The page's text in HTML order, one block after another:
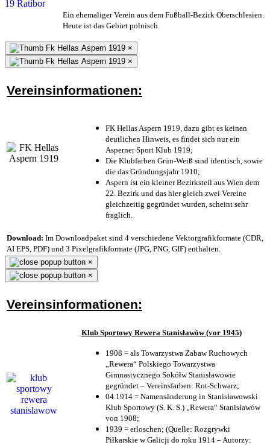
Ein ehemaliger Verein aus dem Fußball-Bezirk Oberschlesien.
Heute ist das Gebiet polnisch.
×
×
Vereinsinformationen:
FK Hellas Aspern 1919, dazu gibt es keinen
deutlichen Hinweis, es findet sich nur ein
Asperner Sport Klub 1919;
Die Klubfarben Grün-Weiß sind identisch, sowie
die das Gründungsjahr 1910;
Aspern ist ein kleiner Bezirksteil aus Wien dem
22. Bezirk und das hier gleich zwei Vereine
gleichzeitig gegründet wurden, scheint sehr
fraglich.
Download: Im Downloadpaket sind 4 verschiedene Vektorgrafikformate (CDR,
AI EPS, PDF) und 3 Pixelgrafikformate (JPG, PNG, GIF) enthalten.
×
×
Vereinsinformationen:
Klub Sportowy Rewera Stanisławów (vor 1945)
1908 = als Towarzystwa Zabaw Ruchowych
„Rewera“ Polskiego Towarzystwa
Gimnastycznego Sokółw Stanisławowie
gegründet – Vereinsfarben: Rot-Schwarz;
04.1914 = Namensänderung in Stanisławowski
Klub Sportowy (S. K. S.) „Rewera“ Stanisławów
von 1908;
1939 = erloschen; (Quelle: Rozgrywki
Piłkarskie w Galicji do roku 1914 – Autorzy: